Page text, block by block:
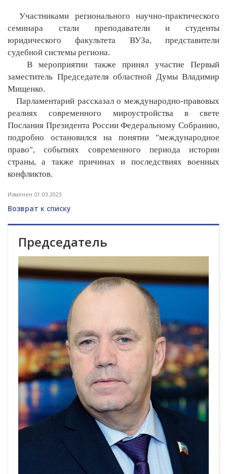
Участниками регионального научно-практического
семинара стали преподаватели и студенты
юридического факультета ВУЗа, представители
судебной системы региона.
В мероприятии также принял участие Первый
заместитель Председателя областной Думы Владимир
Мищенко.
Парламентарий рассказал о международно-правовых
реалиях современного мироустройства в свете
Послания Президента России Федеральному Собранию,
подробно остановился на понятии "международное
право", событиях современного периода истории
страны, а также причинах и последствиях военных
конфликтов.
Изменен 01.03.2023
Возврат к списку
Председатель